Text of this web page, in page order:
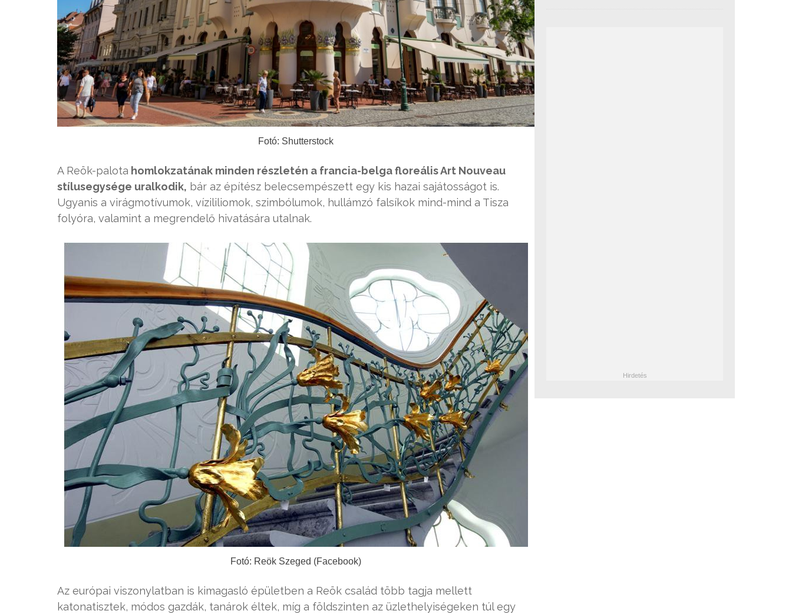
Fotó: Shutterstock
A Reök-palota homlokzatának minden részletén a francia-belga floreális Art Nouveau
stílusegysége uralkodik, bár az építész belecsempészett egy kis hazai sajátosságot is.
Ugyanis a virágmotívumok, vízililiomok, szimbólumok, hullámzó falsíkok mind-mind a Tisza
folyóra, valamint a megrendelő hivatására utalnak.
Fotó: Reök Szeged (Facebook)
Az európai viszonylatban is kimagasló épületben a Reök család több tagja mellett
katonatisztek, módos gazdák, tanárok éltek, míg a földszinten az üzlethelyiségeken túl egy